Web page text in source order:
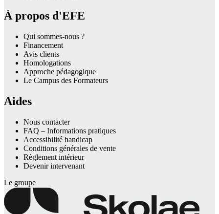
À propos d'EFE
Qui sommes-nous ?
Financement
Avis clients
Homologations
Approche pédagogique
Le Campus des Formateurs
Aides
Nous contacter
FAQ – Informations pratiques
Accessibilité handicap
Conditions générales de vente
Règlement intérieur
Devenir intervenant
Le groupe